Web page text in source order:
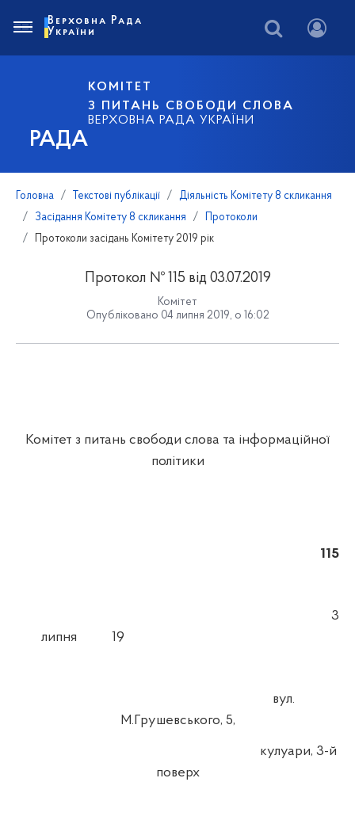
РАДА
КОМІТЕТ
З ПИТАНЬ СВОБОДИ СЛОВА
ВЕРХОВНА РАДА УКРАЇНИ
Верховна Рада
України
Головна Текстові публікації
Діяльність Комітету 8 скликання
Засідання Комітету 8 скликання
Протоколи
Протоколи засідань Комітету 2019 рік
Протокол № 115 від 03.07.2019
Комітет
Опубліковано 04 липня 2019, о 16:02
Комітет з питань свободи слова та інформаційної
політики
115
3
липня
19
вул.
М.Грушевського, 5,
кулуари, 3-й
поверх